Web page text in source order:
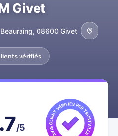
Givet
08600 Givet
vérifiés
/5